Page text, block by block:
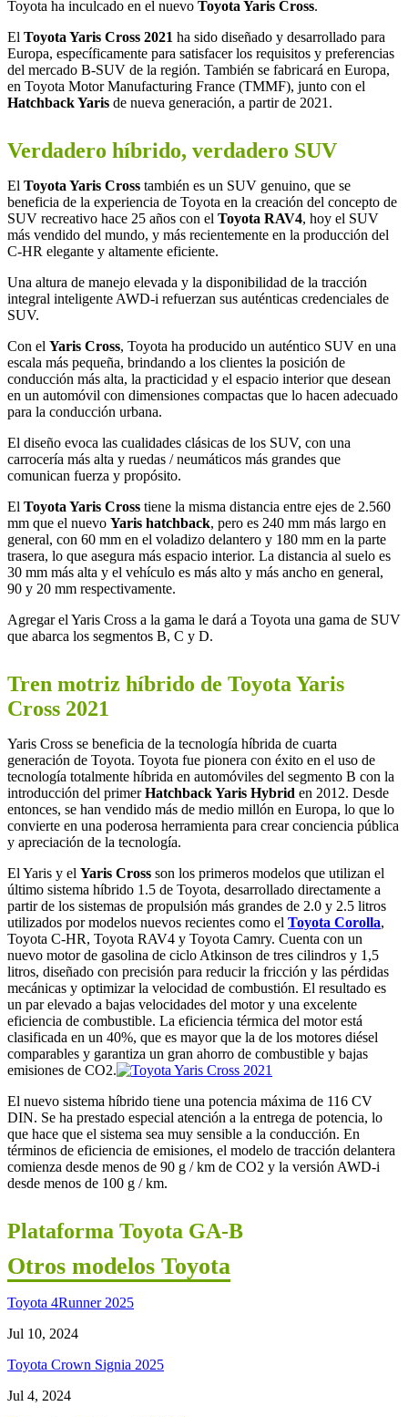
Toyota ha inculcado en el nuevo Toyota Yaris Cross.
El Toyota Yaris Cross 2021 ha sido diseñado y desarrollado para
Europa, específicamente para satisfacer los requisitos y preferencias
del mercado B-SUV de la región. También se fabricará en Europa,
en Toyota Motor Manufacturing France (TMMF), junto con el
Hatchback Yaris de nueva generación, a partir de 2021.
Verdadero híbrido, verdadero SUV
El Toyota Yaris Cross también es un SUV genuino, que se
beneficia de la experiencia de Toyota en la creación del concepto de
SUV recreativo hace 25 años con el Toyota RAV4, hoy el SUV
más vendido del mundo, y más recientemente en la producción del
C-HR elegante y altamente eficiente.
Una altura de manejo elevada y la disponibilidad de la tracción
integral inteligente AWD-i refuerzan sus auténticas credenciales de
SUV.
Con el Yaris Cross, Toyota ha producido un auténtico SUV en una
escala más pequeña, brindando a los clientes la posición de
conducción más alta, la practicidad y el espacio interior que desean
en un automóvil con dimensiones compactas que lo hacen adecuado
para la conducción urbana.
El diseño evoca las cualidades clásicas de los SUV, con una
carrocería más alta y ruedas / neumáticos más grandes que
comunican fuerza y ​​propósito.
El Toyota Yaris Cross tiene la misma distancia entre ejes de 2.560
mm que el nuevo Yaris hatchback, pero es 240 mm más largo en
general, con 60 mm en el voladizo delantero y 180 mm en la parte
trasera, lo que asegura más espacio interior. La distancia al suelo es
30 mm más alta y el vehículo es más alto y más ancho en general,
90 y 20 mm respectivamente.
Agregar el Yaris Cross a la gama le dará a Toyota una gama de SUV
que abarca los segmentos B, C y D.
Tren motriz híbrido de Toyota Yaris
Cross 2021
Yaris Cross se beneficia de la tecnología híbrida de cuarta
generación de Toyota. Toyota fue pionera con éxito en el uso de
tecnología totalmente híbrida en automóviles del segmento B con la
introducción del primerHatchback Yaris Hybrid en 2012. Desde
entonces, se han vendido más de medio millón en Europa, lo que lo
convierte en una poderosa herramienta para crear conciencia pública
y apreciación de la tecnología.
El Yaris y el Yaris Cross son los primeros modelos que utilizan el
último sistema híbrido 1.5 de Toyota, desarrollado directamente a
partir de los sistemas de propulsión más grandes de 2.0 y 2.5 litros
utilizados por modelos nuevos recientes como el Toyota Corolla,
Toyota C-HR, Toyota RAV4 y Toyota Camry. Cuenta con un
nuevo motor de gasolina de ciclo Atkinson de tres cilindros y 1,5
litros, diseñado con precisión para reducir la fricción y las pérdidas
mecánicas y optimizar la velocidad de combustión. El resultado es
un par elevado a bajas velocidades del motor y una excelente
eficiencia de combustible. La eficiencia térmica del motor está
clasificada en un 40%, que es mayor que la de los motores diésel
comparables y garantiza un gran ahorro de combustible y bajas
emisiones de CO2.
El nuevo sistema híbrido tiene una potencia máxima de 116 CV
DIN. Se ha prestado especial atención a la entrega de potencia, lo
que hace que el sistema sea muy sensible a la conducción. En
términos de eficiencia de emisiones, el modelo de tracción delantera
comienza desde menos de 90 g / km de CO2 y la versión AWD-i
desde menos de 100 g / km.
Plataforma Toyota GA-B
Otros modelos Toyota
Toyota 4Runner 2025
Jul 10, 2024
Toyota Crown Signia 2025
Jul 4, 2024